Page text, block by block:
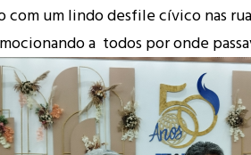
com um lindo desfile cívico nas
a todos por onde